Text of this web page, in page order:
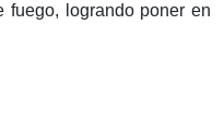
fuego, logrando poner en